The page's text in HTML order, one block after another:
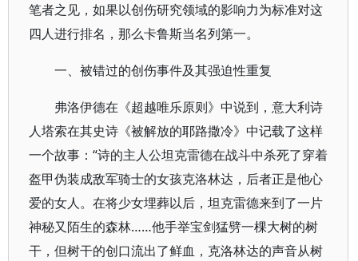
笔者之见，如果以创伤研究领域的影响力为标准对这
四人进行排名，那么卡鲁斯当名列第一。
一、被错过的创伤事件及其强迫性重复
弗洛伊德在《超越唯乐原则》中说到，意大利诗
人塔索在其史诗《被解放的耶路撒冷》中记载了这样
一个故事：“诗的主人公坦克雷德在战斗中杀死了穿着
盔甲伪装成敌军骑士的女孩克洛林达，后者正是他心
爱的女人。在将少女埋葬以后，坦克雷德来到了一片
神秘又陌生的森林……他手举宝剑猛劈一棵大树的树
干，但树干的创口流出了鲜血，克洛林达的声音从树